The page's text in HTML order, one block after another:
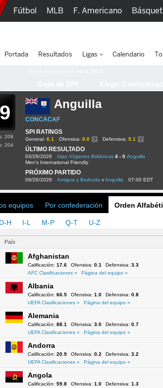
Anguilla
CONCACAF
SPI RATINGS
General: 6.1 Ofensiva: 0.0 Defensiva: 5.1
ÚLTIMO RESULTADO
03/29/2026 Islas Vírgenes Británicas 4 - 0 Anguilla
Men's International Friendly
PRÓXIMO PARTIDO
09/26/2026 Antigua y Barbuda vAnguilla 07:00 EDT
209
204
equipos Por confederación Orden
D-H I-L M-P Q-T U-Z
País
Afghanistan
Calificación: 17.6 Ofensiva: 0.1 Defensiva: 3.3
AFC Clasificaciones »
Página del equipo »
Albania
Calificación: 66.5 Ofensiva: 1.0 Defensiva: 0.8
UEFA Clasificaciones »
Página del equipo »
Alemania
Calificación: 88.1 Ofensiva: 3.0 Defensiva: 0.7
UEFA Clasificaciones »
Página del equipo »
Andorra
Calificación: 20.9 Ofensiva: 0.2 Defensiva: 3.2
UEFA Clasificaciones »
Página del equipo »
Angola
Calificación: 59.8 Ofensiva: 1.0 Defensiva: 1.3
Fútbol MLB F. Americano
Portada Resultados Ligas Calendario